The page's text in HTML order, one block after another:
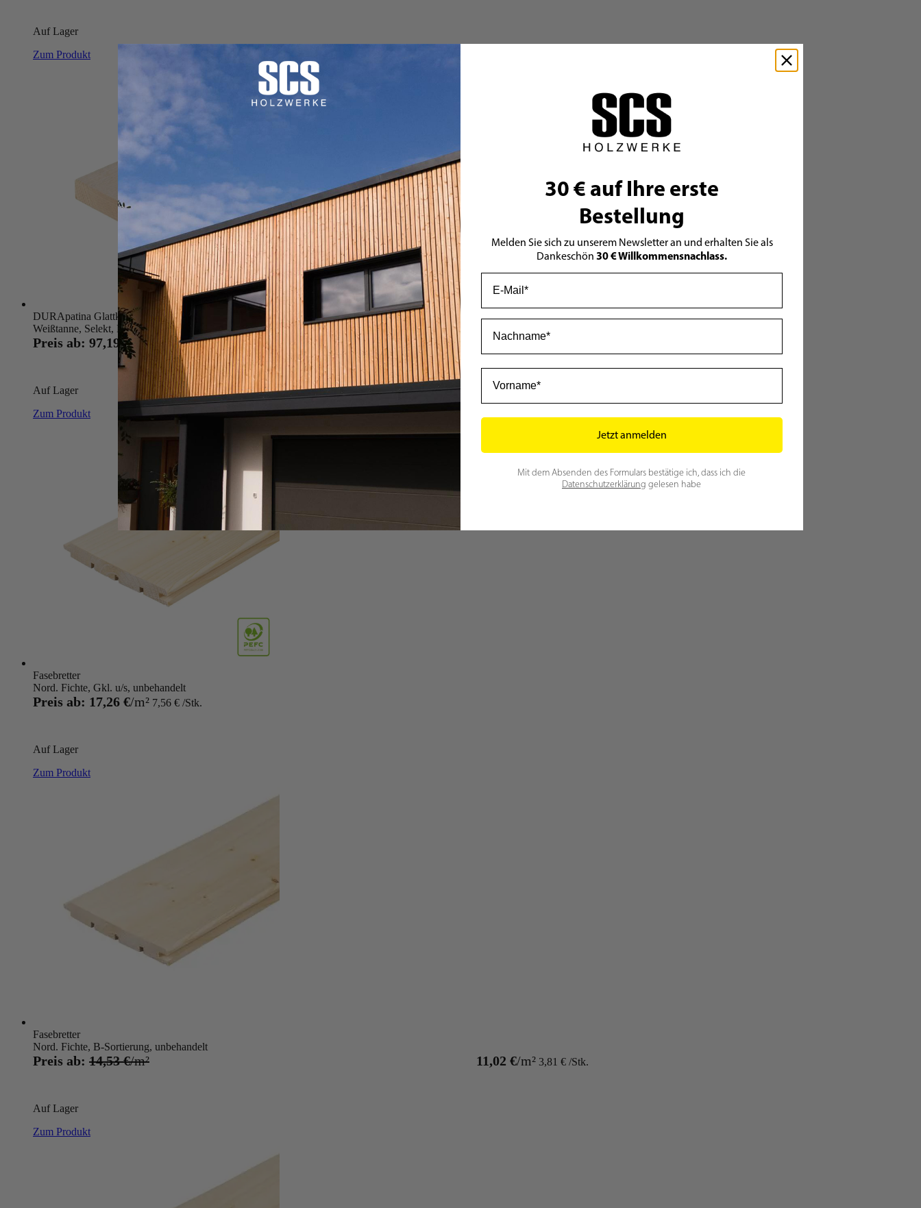
Auf Lager
Zum Produkt
DURApatina Glattkantbretter
Weißtanne, Selekt, Kristallgrau
Preis ab: 97,19 € 40,82 €
Auf Lager
Zum Produkt
Fasebretter
Nord. Fichte, Gkl. u/s, unbehandelt
Preis ab: 17,26 € 7,56 €
Auf Lager
Zum Produkt
Fasebretter
Nord. Fichte, B-Sortierung, unbehandelt
Preis ab: 14,53 € 11,02 € 3,81 €
Auf Lager
Zum Produkt
30 € auf Ihre erste
Bestellung
Melden Sie sich zu unserem Newsletter an und erhalten Sie als
Dankeschön 30 € Willkommensnachlass.
Jetzt anmelden
Mit dem Absenden des Formulars bestätige ich, dass ich die
Datenschutzerklärung gelesen habe